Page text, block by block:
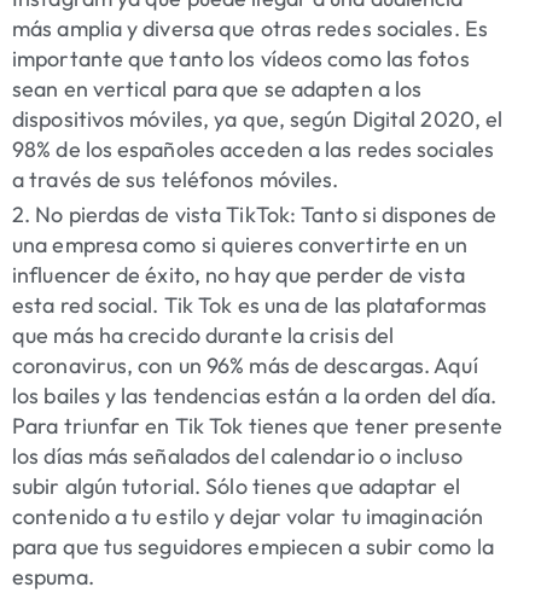
más amplia y diversa que otras redes sociales. Es
importante que tanto los vídeos como las fotos
sean en vertical para que se adapten a los
dispositivos móviles, ya que, según Digital 2020, el
98% de los españoles acceden a las redes sociales
a través de sus teléfonos móviles.
2. No pierdas de vista TikTok: Tanto si dispones de
una empresa como si quieres convertirte en un
influencer de éxito, no hay que perder de vista
esta red social. Tik Tok es una de las plataformas
que más ha crecido durante la crisis del
coronavirus, con un 96% más de descargas. Aquí
los bailes y las tendencias están a la orden del día.
Para triunfar en Tik Tok tienes que tener presente
los días más señalados del calendario o incluso
subir algún tutorial. Sólo tienes que adaptar el
contenido a tu estilo y dejar volar tu imaginación
para que tus seguidores empiecen a subir como la
espuma.